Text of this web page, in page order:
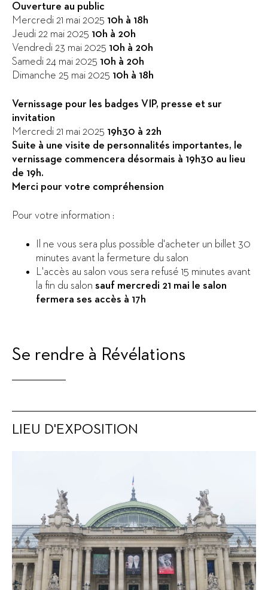
Ouverture au public
Mercredi 21 mai 2025 10h à 18h
Jeudi 22 mai 2025 10h à 20h
Vendredi 23 mai 2025 10h à 20h
Samedi 24 mai 2025 10h à 20h
Dimanche 25 mai 2025 10h à 18h
Vernissage pour les badges VIP, presse et sur
invitation
Mercredi 21 mai 2025 19h30 à 22h
Suite à une visite de personnalités importantes, le
vernissage commencera désormais à 19h30 au lieu
de 19h.
Merci pour votre compréhension
Pour votre information :
Il ne vous sera plus possible d'acheter un billet 30
minutes avant la fermeture du salon
L'accès au salon vous sera refusé 15 minutes avant
la fin du salon sauf mercredi 21 mai le salon
fermera ses accès à 17h
Se rendre à Révélations
LIEU D'EXPOSITION